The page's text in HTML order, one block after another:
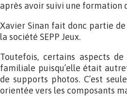
après avoir suivi une formation
Xavier Sinan fait donc partie
la société SEPP Jeux.
Toutefois, certains aspects
familiale puisqu’elle était
de supports photos. C’est
orientée vers les composants